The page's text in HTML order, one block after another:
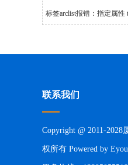
标签arclist报错：指定属性
联系我们
Copyright @ 2011-
权所有 Powered by